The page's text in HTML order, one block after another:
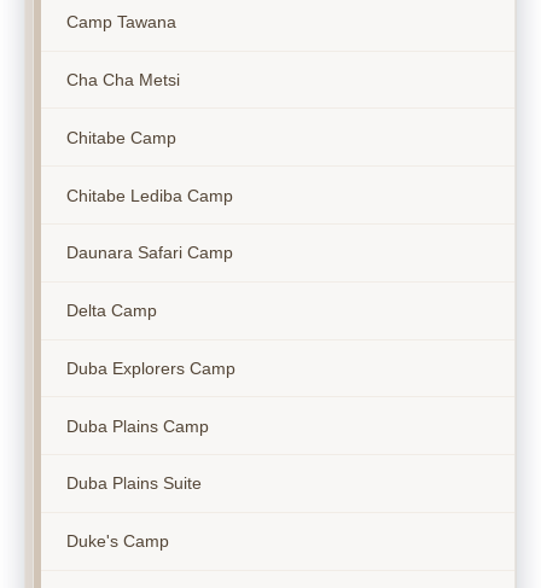
Camp Tawana
Cha Cha Metsi
Chitabe Camp
Chitabe Lediba Camp
Daunara Safari Camp
Delta Camp
Duba Explorers Camp
Duba Plains Camp
Duba Plains Suite
Duke's Camp